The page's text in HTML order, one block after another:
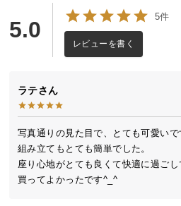
料
て
商
品
5.0
5件
レビューを書く
ラテ
写真通りの見た目で、とても可愛いで
組み立てもとても簡単でした。
座り心地がとても良くて快適に過ごし
買ってよかったです^_^